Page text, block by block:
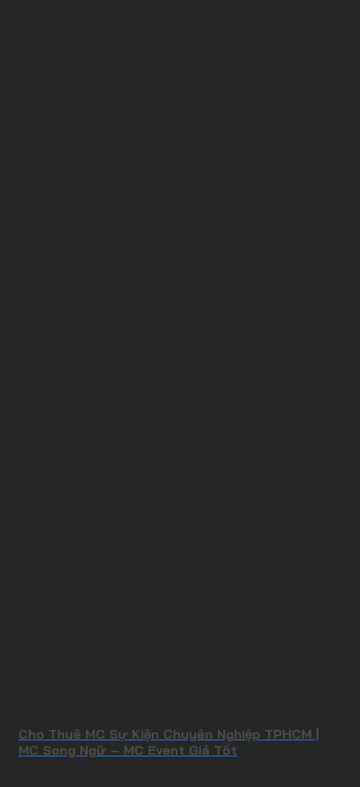
Cho Thuê MC Sự Kiện Chuyên Nghiệp TPHCM |
MC Song Ngữ – MC Event Giá Tốt